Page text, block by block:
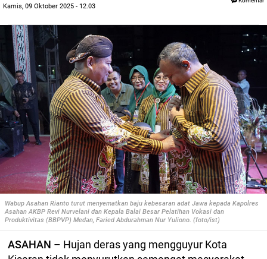
Kamis, 09 Oktober 2025 - 12.03
Wabup Asahan Rianto turut menyematkan baju kebesaran adat Jawa kepada Kapolres
Asahan AKBP Revi Nurvelani dan Kepala Balai Besar Pelatihan Vokasi dan
Produktivitas (BBPVP) Medan, Faried Abdurahman Nur Yuliono. (foto/ist)
ASAHAN – Hujan deras yang mengguyur Kota